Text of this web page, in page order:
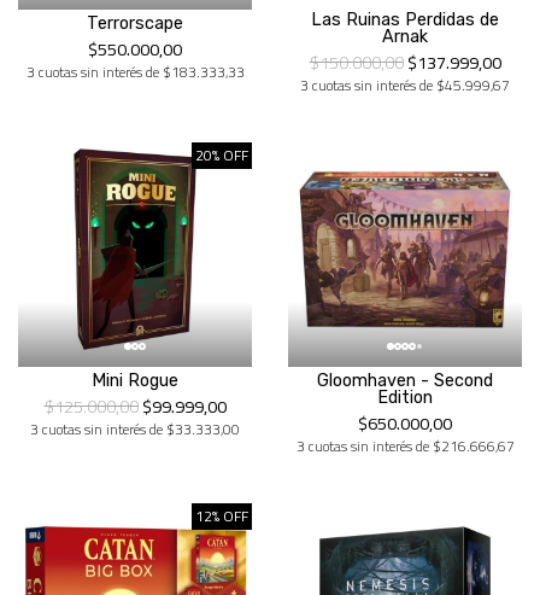
Terrorscape
$550.000,00
3 cuotas sin interés de $183.333,33
Las Ruinas Perdidas de
Arnak
$150.000,00$137.999,00
3 cuotas sin interés de $45.999,67
20% OFF
Mini Rogue
$125.000,00$99.999,00
3 cuotas sin interés de $33.333,00
Gloomhaven - Second
Edition
$650.000,00
3 cuotas sin interés de $216.666,67
12% OFF